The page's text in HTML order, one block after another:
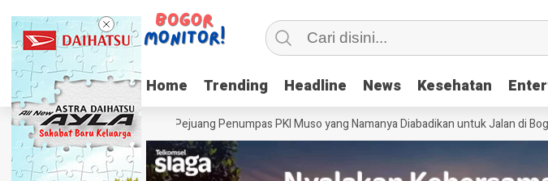
Home Trending Headline News Kesehatan
Home Trending Headline News Kesehatan
Mayor Oking Pejuang Penumpas PKI Muso yang Namanya Diabadikan untuk Jalan di